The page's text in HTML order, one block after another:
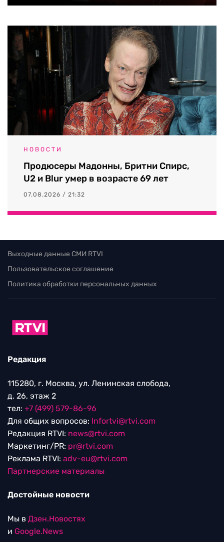
НОВОСТИ
Продюсеры Мадонны, Бритни Спирс,
U2 и Blur умер в возрасте 69 лет
07.08.2026 / 21:32
Выходные данные СМИ RTVI
Пользовательское соглашение
Политика обработки персональных данных
Редакция
115280, г. Москва, ул. Ленинская слобода,
д. 26, этаж 2
тел: +7 (499) 579-86-96
Для общих вопросов: Infortvi@rtvi.com
Редакция RTVI: news@rtvi.com
Маркетинг/PR: pr@rtvi.com
Реклама RTVI: adv-eu@rtvi.com
Партнерские материалы
Достойные новости
Мы в Дзен.Новостях
и Google.News